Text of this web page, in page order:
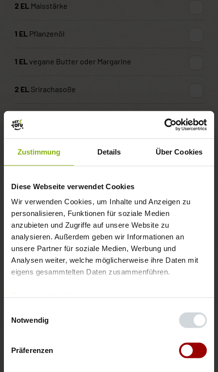
Zustimmung Details Über Cookies
Diese Webseite verwendet Cookies
Wir verwenden Cookies, um Inhalte und Anzeigen zu
personalisieren, Funktionen für soziale Medien
anzubieten und Zugriffe auf unsere Website zu
analysieren. Außerdem geben wir Informationen an
unsere Partner für soziale Medien, Werbung und
Analysen weiter, welche möglicherweise ihre Daten mit
eigens gesammtelten Daten zusammenführen.
Notwendig
Präferenzen
2 EL Maisstärke
1 EL Pflanzenöl
1 EL vegane Butter oder Margarine
2 EL Srirachasoße
200mlBerief Bio Hafer Drink ohne Zucker
50gveganer Käse, z.B. Cheddar-Geschmack
EL Hefeflocken